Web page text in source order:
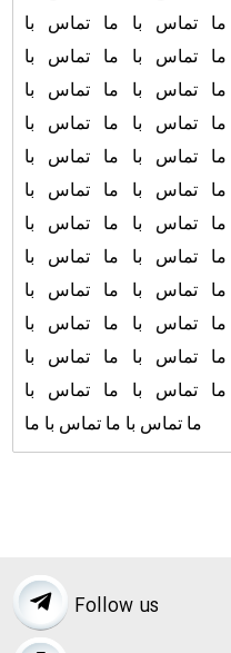
ما تماس با ما تماس با
ما تماس با ما تماس با
ما تماس با ما تماس با
ما تماس با ما تماس با
ما تماس با ما تماس با
ما تماس با ما تماس با
ما تماس با ما تماس با
ما تماس با ما تماس با
ما تماس با ما تماس با
ما تماس با ما تماس با
ما تماس با ما تماس با
ما تماس با ما تماس با
ما
Follow us